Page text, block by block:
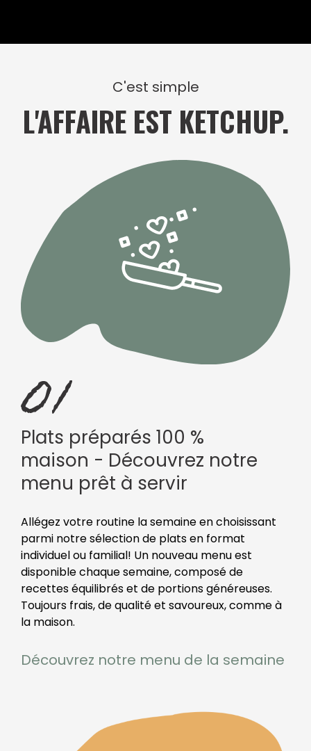
C'est simple
L'AFFAIRE EST KETCHUP.
Plats préparés 100 %
maison - Découvrez notre
menu prêt à servir
Allégez votre routine la semaine en choisissant
parmi notre sélection de plats en format
individuel ou familial! Un nouveau menu est
disponible chaque semaine, composé de
recettes équilibrés et de portions généreuses.
Toujours frais, de qualité et savoureux, comme à
la maison.
Découvrez notre menu de la semaine